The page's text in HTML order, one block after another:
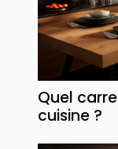
Quel
cuisine ?